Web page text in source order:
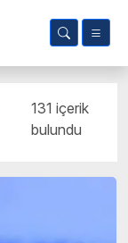
131 içerik
bulundu